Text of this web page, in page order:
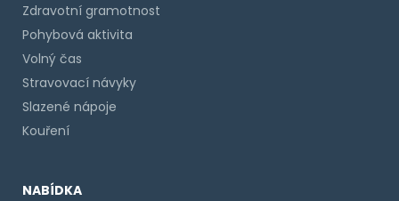
Zdravotní gramotnost
Pohybová aktivita
Volný čas
Stravovací návyky
Slazené nápoje
Kouření
NABÍDKA